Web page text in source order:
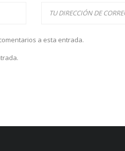
a esta entrada.